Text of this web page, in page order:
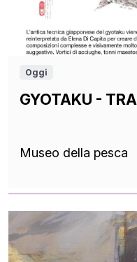
Oggi
GYOTAKU -
Museo della pesca